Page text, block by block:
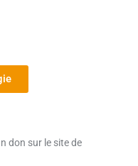
don sur le site de